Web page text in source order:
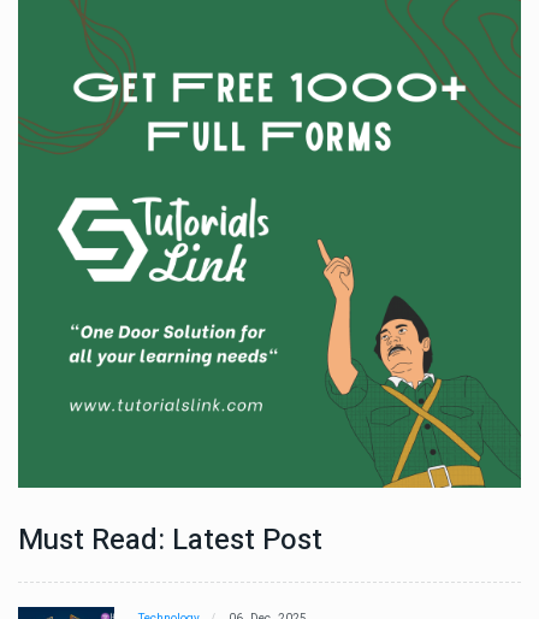
Must Read: Latest Post